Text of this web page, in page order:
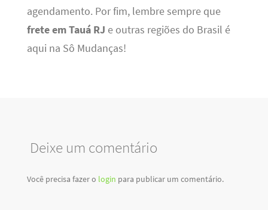
agendamento. Por fim, lembre sempre que
frete em Tauá RJ e outras regiões do Brasil é
aqui na Sô Mudanças!
Deixe um comentário
Você precisa fazer o login para publicar um comentário.